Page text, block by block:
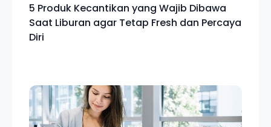
5 Produk Kecantikan yang Wajib Dibawa
Saat Liburan agar Tetap Fresh dan Percaya
Diri